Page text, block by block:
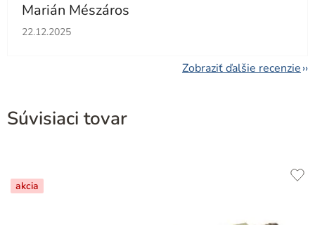
Marián Mészáros
Hodnotenie obchodu je 5 z 5 hviezdičiek.
22.12.2025
Zobraziť ďalšie recenzie
Súvisiaci tovar
akcia